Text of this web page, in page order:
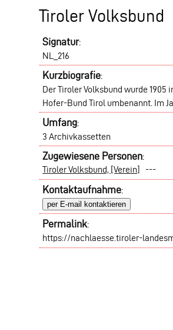
Tiroler
Signatur:
NL_216
Kurzbiografie:
Der Tiroler Volksbund wurde
Hofer-Bund Tirol umbenannt. Im
Umfang:
3 Archivkassetten
Zugewiesene Personen:
Tiroler Volksbund, [Verein] ---
Kontaktaufnahme:
per E-mail kontaktieren
Permalink:
https://nachlaesse.tiroler-